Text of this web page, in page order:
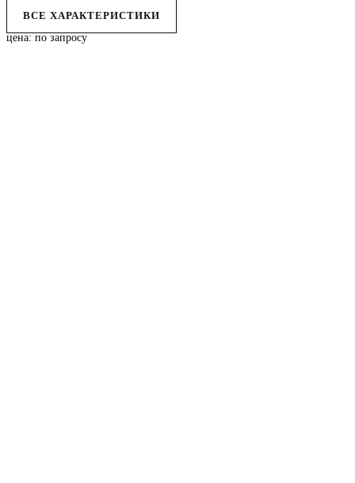
ВСЕ ХАРАКТЕРИСТИКИ
цена: по запросу